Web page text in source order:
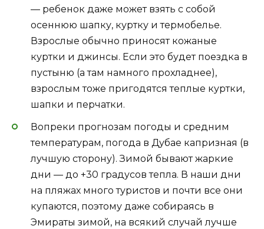
— ребенок даже может взять с собой
осеннюю шапку, куртку и термобелье.
Взрослые обычно приносят кожаные
куртки и джинсы. Если это будет поездка в
пустыню (а там намного прохладнее),
взрослым тоже пригодятся теплые куртки,
шапки и перчатки.
Вопреки прогнозам погоды и средним
температурам, погода в Дубае капризная (в
лучшую сторону). Зимой бывают жаркие
дни — до +30 градусов тепла. В наши дни
на пляжах много туристов и почти все они
купаются, поэтому даже собираясь в
Эмираты зимой, на всякий случай лучше